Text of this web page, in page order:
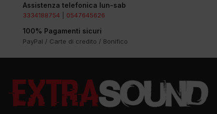
Assistenza telefonica lun-sab
3334188754 0547645626
100% Pagamenti sicuri
PayPal / Carte di credito / Bonifico